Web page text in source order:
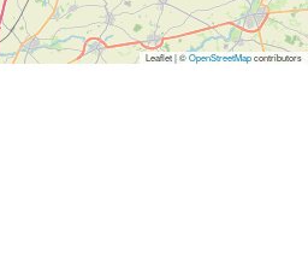
Leaflet | ©OpenStreetMapcontributors